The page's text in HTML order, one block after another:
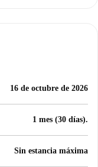
16 de octubre de 2026
1 mes (30 días).
Sin estancia máxima